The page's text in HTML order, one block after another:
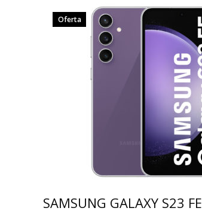
Oferta
SAMSUNG GALAXY S23 FE